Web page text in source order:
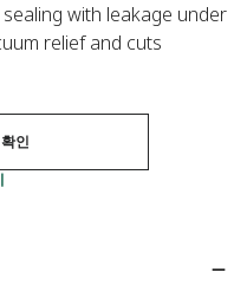
with leakage under
relief and cuts
인